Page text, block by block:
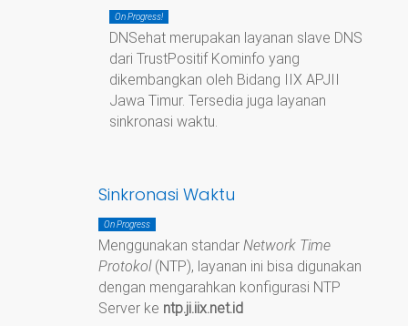
On Progress!
DNSehat merupakan layanan slave DNS
dari TrustPositif Kominfo yang
dikembangkan oleh Bidang IIX APJII
Jawa Timur. Tersedia juga layanan
sinkronasi waktu.
Sinkronasi Waktu
On Progress
Menggunakan standar Network Time
Protokol(NTP), layanan ini bisa digunakan
dengan mengarahkan konfigurasi NTP
Server ke ntp.ji.iix.net.id